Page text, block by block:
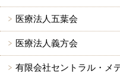
医療法人五葉会
医療法人義方会
有限会社セントラル・メ